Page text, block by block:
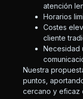
atención
Horarios
Costes
cliente
Necesidad
Nuestra
puntos,
cercano y eficaz